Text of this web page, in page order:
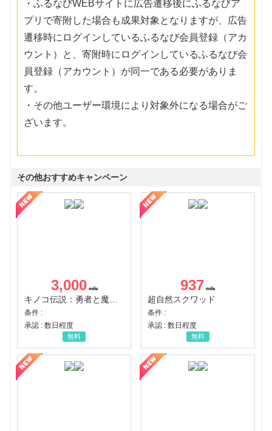
・ふるなびWEBサイトに広告遷移後にふるなびア
プリで寄附した場合も成果対象となりますが、広告
遷移時にログインしているふるなび会員登録（アカ
ウント）と、寄附時にログインしているふるなび会
員登録（アカウント）が同一である必要がありま
す。
・その他ユーザー環境により対象外になる場合がご
ざいます。
その他おすすめキャンペーン
3,000
キノコ伝説：勇者と魔法のランプ
条件 :
承認 : 数日程度
無料
937
超自然スクワッド
条件 :
承認 : 数日程度
無料